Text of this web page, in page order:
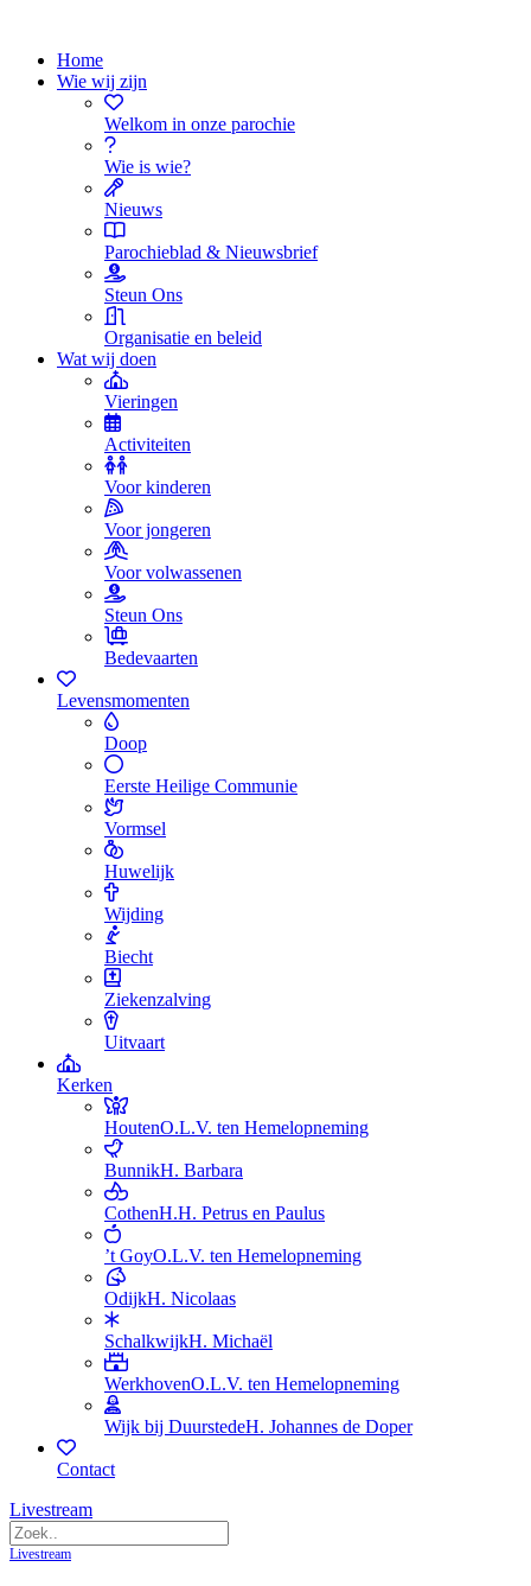
Home
Wie wij zijn
Welkom in onze parochie
Wie is wie?
Nieuws
Parochieblad & Nieuwsbrief
Steun Ons
Organisatie en beleid
Wat wij doen
Vieringen
Activiteiten
Voor kinderen
Voor jongeren
Voor volwassenen
Steun Ons
Bedevaarten
Levensmomenten
Doop
Eerste Heilige Communie
Vormsel
Huwelijk
Wijding
Biecht
Ziekenzalving
Uitvaart
Kerken
HoutenO.L.V. ten Hemelopneming
BunnikH. Barbara
CothenH.H. Petrus en Paulus
’t GoyO.L.V. ten Hemelopneming
OdijkH. Nicolaas
SchalkwijkH. Michaël
WerkhovenO.L.V. ten Hemelopneming
Wijk bij DuurstedeH. Johannes de Doper
Contact
Livestream
Livestream